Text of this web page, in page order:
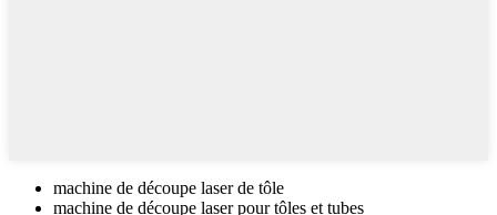
machine de découpe laser de tôle
machine de découpe laser pour tôles et tubes